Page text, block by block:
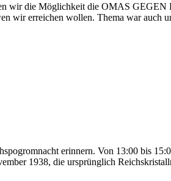
wir die Möglichkeit die OMAS
wir erreichen wollen. Thema war auch
erinnern. Von 13:00 bis
1938, die ursprünglich